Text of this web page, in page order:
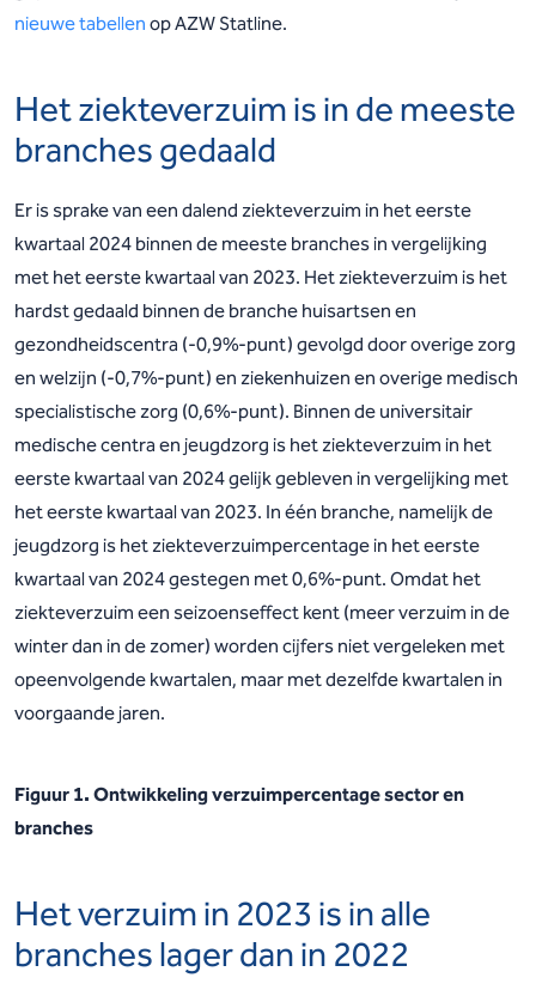
nieuwe tabellen op AZW Statline.
Het ziekteverzuim is in de meeste
branches gedaald
Er is sprake van een dalend ziekteverzuim in het eerste
kwartaal 2024 binnen de meeste branches in vergelijking
met het eerste kwartaal van 2023. Het ziekteverzuim is het
hardst gedaald binnen de branche huisartsen en
gezondheidscentra (-0,9%-punt) gevolgd door overige zorg
en welzijn (-0,7%-punt) en ziekenhuizen en overige medisch
specialistische zorg (0,6%-punt). Binnen de universitair
medische centra en jeugdzorg is het ziekteverzuim in het
eerste kwartaal van 2024 gelijk gebleven in vergelijking met
het eerste kwartaal van 2023. In één branche, namelijk de
jeugdzorg is het ziekteverzuimpercentage in het eerste
kwartaal van 2024 gestegen met 0,6%-punt. Omdat het
ziekteverzuim een seizoenseffect kent (meer verzuim in de
winter dan in de zomer) worden cijfers niet vergeleken met
opeenvolgende kwartalen, maar met dezelfde kwartalen in
voorgaande jaren.
Figuur 1. Ontwikkeling verzuimpercentage sector en
branches
Het verzuim in 2023 is in alle
branches lager dan in 2022